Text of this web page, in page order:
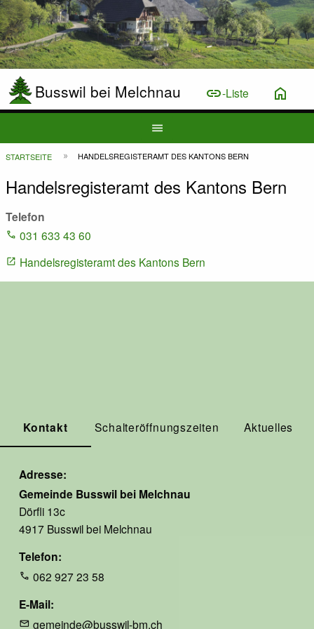
Busswil bei Melchnau link-Liste home
Hauptnavigation
Top
Bar
menu
Pfadnavigation
STARTSEITE HANDELSREGISTERAMT DES KANTONS BERN
Handelsregisteramt des Kantons Bern
Telefon
031 633 43 60
Handelsregisteramt des Kantons Bern
Kontakt Schalteröffnungszeiten Aktuelles
Adresse
Gemeinde Busswil bei Melchnau
Dörfli 13c
4917 Busswil bei Melchnau
Telefon
062 927 23 58
E-Mail
gemeinde@busswil-bm.ch